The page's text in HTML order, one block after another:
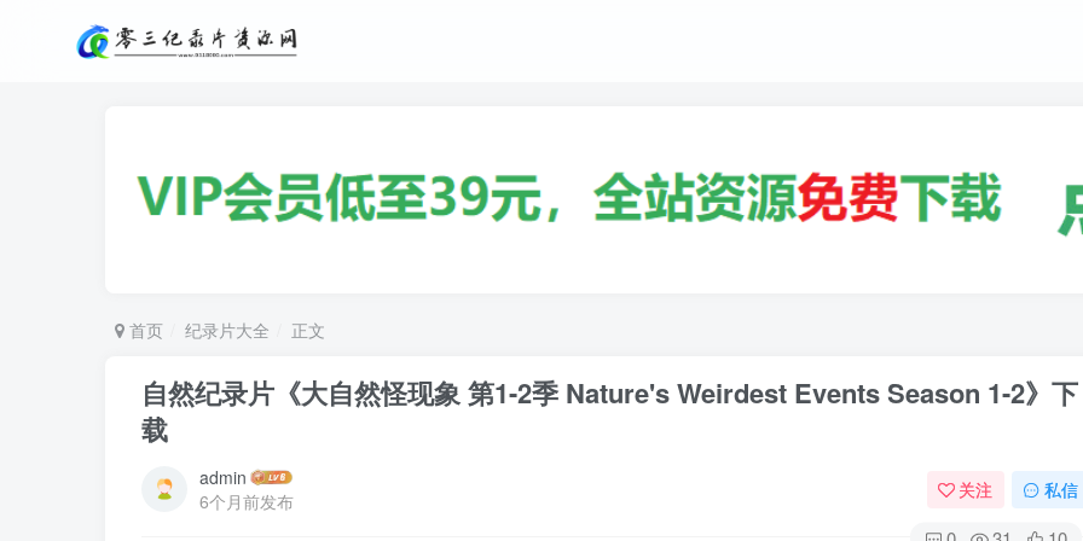
首页 纪录片大全 正文
自然纪录片《大自然怪现象 第1-2季 Nature's Weirdest Events Season 1-2》下
载
admin
6个月前发布
关注 私信